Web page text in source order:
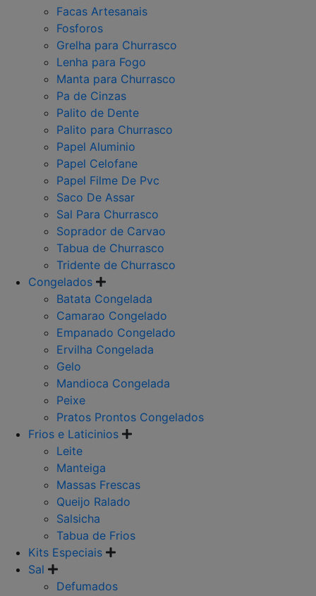
Facas Artesanais
Fosforos
Grelha para Churrasco
Lenha para Fogo
Manta para Churrasco
Pa de Cinzas
Palito de Dente
Palito para Churrasco
Papel Aluminio
Papel Celofane
Papel Filme De Pvc
Saco De Assar
Sal Para Churrasco
Soprador de Carvao
Tabua de Churrasco
Tridente de Churrasco
Congelados
Batata Congelada
Camarao Congelado
Empanado Congelado
Ervilha Congelada
Gelo
Mandioca Congelada
Peixe
Pratos Prontos Congelados
Frios e Laticinios
Leite
Manteiga
Massas Frescas
Queijo Ralado
Salsicha
Tabua de Frios
Kits Especiais
Sal
Defumados